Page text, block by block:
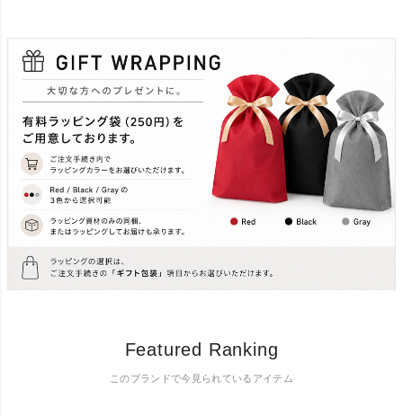
Featured Ranking
このブランドで今見られているアイテム